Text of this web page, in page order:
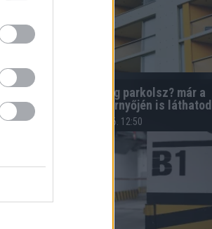
Elfelejtetted, meddig parkolsz? már a
telefonod kezdőképernyőjén is láthatod
2026.08.06. 12:50